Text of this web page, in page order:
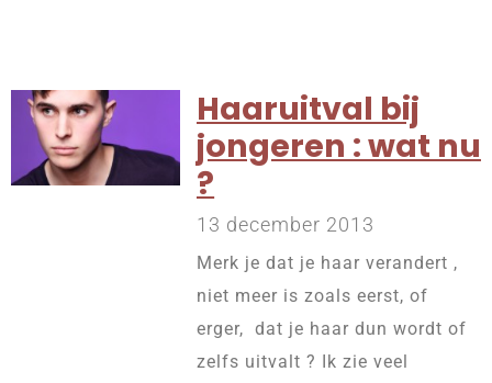
Haaruitval bij
jongeren : wat nu
?
13 december 2013
Merk je dat je haar verandert ,
niet meer is zoals eerst, of
erger, dat je haar dun wordt of
zelfs uitvalt ? Ik zie veel